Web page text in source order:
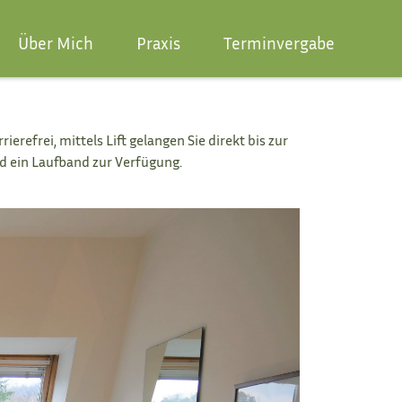
Über Mich Praxis Terminvergabe
, mittels Lift gelangen Sie direkt bis zur
ein Laufband zur Verfügung.